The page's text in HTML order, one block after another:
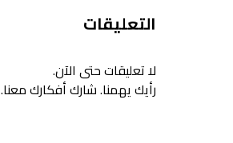
التعليقات
لا تعليقات حتى الآن.
رأيك يهمنا. شارك أفكارك معنا.